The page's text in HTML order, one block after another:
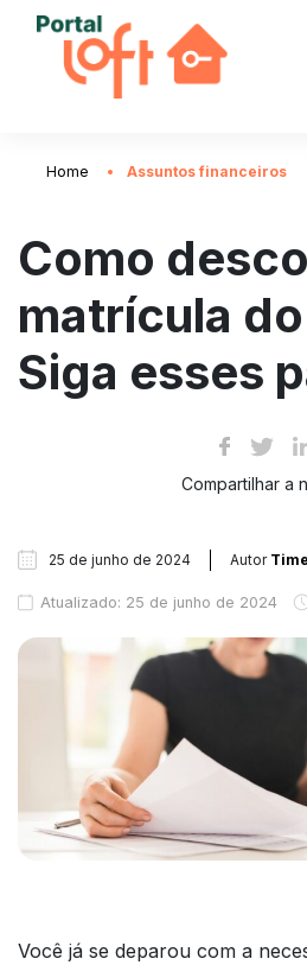
Home Assuntos financeiros
Como
matrícula
Siga esses
Compartilhar a
25 de junho de 2024 Autor
Atualizado: 25 de junho de 2024
Você já se deparou com a